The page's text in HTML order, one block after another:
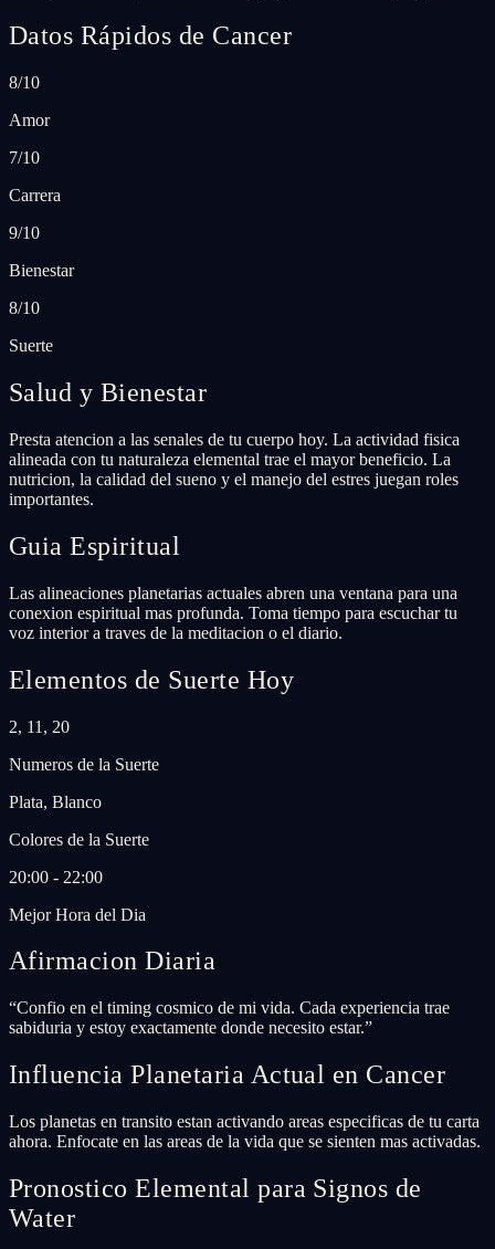
Datos Rápidos de Cancer
8/10
Amor
7/10
Carrera
9/10
Bienestar
8/10
Suerte
Salud y Bienestar
Presta atencion a las senales de tu cuerpo hoy. La actividad fisica
alineada con tu naturaleza elemental trae el mayor beneficio. La
nutricion, la calidad del sueno y el manejo del estres juegan roles
importantes.
Guia Espiritual
Las alineaciones planetarias actuales abren una ventana para una
conexion espiritual mas profunda. Toma tiempo para escuchar tu
voz interior a traves de la meditacion o el diario.
Elementos de Suerte Hoy
2, 11, 20
Numeros de la Suerte
Plata, Blanco
Colores de la Suerte
20:00 - 22:00
Mejor Hora del Dia
Afirmacion Diaria
“Confio en el timing cosmico de mi vida. Cada experiencia trae
sabiduria y estoy exactamente donde necesito estar.”
Influencia Planetaria Actual en Cancer
Los planetas en transito estan activando areas especificas de tu carta
ahora. Enfocate en las areas de la vida que se sienten mas activadas.
Pronostico Elemental para Signos de
Water